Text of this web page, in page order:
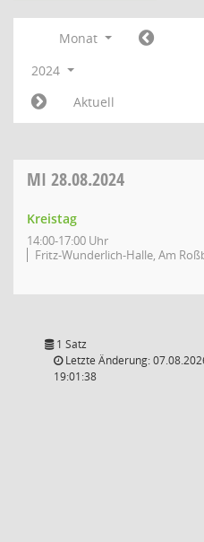
Monat
2024
Aktuell
MI 28.08.2024
Kreistag
14:00-17:00 Uhr
Fritz-Wunderlich-Halle, Am
1 Satz
Letzte Änderung:
19:01:38